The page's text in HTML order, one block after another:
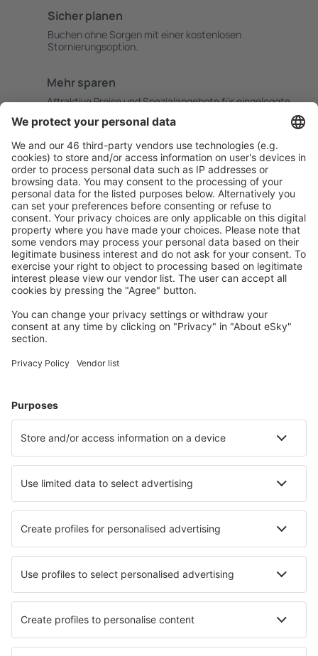
Sicher planen
Buchen ohne Sorgen mit einer kostenlosen
Stornierungsoption.
Mehr sparen
Attraktive Preise und Spezialangebote für eingeloggte
Unterkünfte, die Sie mögen
Wählen Sie aus über 1,3 Millionen Unterkünften: Hotels,
Hütten, Apartments und andere.
Meist gesuchte Unterkünfte von eSky Nutzern
Unterkünfte in Deutschland - Beliebte Städte
Unterkunft in Heringsdorf Unterkunft Westerhever
Unterkunft in Westerland Unterkunft in Zingst
Unterkunft in Börgerende-Rethwisch Unterkunft in Breege
Die besten Unterkünfte - Städte
Unterkunft in Sant Marti d'Empuries Unterkunft in Watchet
Unterkunft in Bystré Unterkunft in Hitzkirch
Unterkunft in Hillsboro Unterkunft in Charleston